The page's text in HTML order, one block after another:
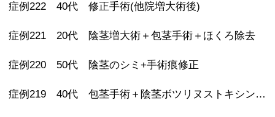
症例222 40代 修正手術(他院増大術後)
症例221 20代 陰茎増大術＋包茎手術＋ほくろ除去
症例220 50代 陰茎のシミ+手術痕修正
症例219 40代 包茎手術＋陰茎ボツリヌストキシン注射 その後亀頭ヒアルロン酸注射